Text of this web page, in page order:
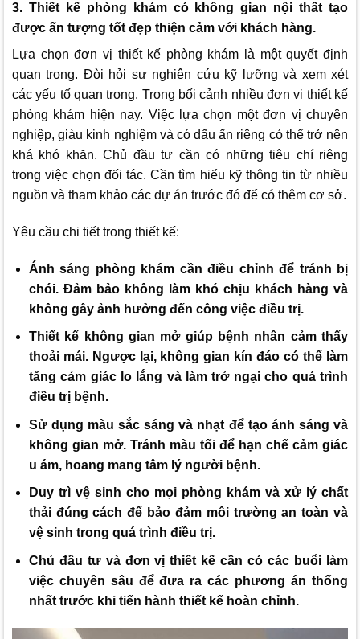
3. Thiết kế phòng khám có không gian nội thất tạo
được ấn tượng tốt đẹp thiện cảm với khách hàng.
Lựa chọn đơn vị thiết kế phòng khám là một quyết định
quan trọng. Đòi hỏi sự nghiên cứu kỹ lưỡng và xem xét
các yếu tố quan trọng. Trong bối cảnh nhiều đơn vị thiết kế
phòng khám hiện nay. Việc lựa chọn một đơn vị chuyên
nghiệp, giàu kinh nghiệm và có dấu ấn riêng có thể trở nên
khá khó khăn. Chủ đầu tư cần có những tiêu chí riêng
trong việc chọn đối tác. Cần tìm hiểu kỹ thông tin từ nhiều
nguồn và tham khảo các dự án trước đó để có thêm cơ sở.
Yêu cầu chi tiết trong thiết kế:
Ánh sáng phòng khám cần điều chỉnh để tránh bị
chói. Đảm bảo không làm khó chịu khách hàng và
không gây ảnh hưởng đến công việc điều trị.
Thiết kế không gian mở giúp bệnh nhân cảm thấy
thoải mái. Ngược lại, không gian kín đáo có thể làm
tăng cảm giác lo lắng và làm trở ngại cho quá trình
điều trị bệnh.
Sử dụng màu sắc sáng và nhạt để tạo ánh sáng và
không gian mở. Tránh màu tối để hạn chế cảm giác
u ám, hoang mang tâm lý người bệnh.
Duy trì vệ sinh cho mọi phòng khám và xử lý chất
thải đúng cách để bảo đảm môi trường an toàn và
vệ sinh trong quá trình điều trị.
Chủ đầu tư và đơn vị thiết kế cần có các buổi làm
việc chuyên sâu để đưa ra các phương án thống
nhất trước khi tiến hành thiết kế hoàn chỉnh.